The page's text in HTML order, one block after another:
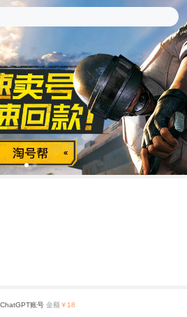
ChatGPT账号 金额￥18